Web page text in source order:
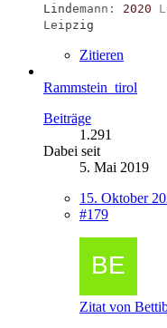
L i ndemann : 2020 L
L ei pzi g
Zitieren
Rammstein_tirol
Beiträge
1.291
Dabei seit
5. Mai 2019
15. Oktober
#179
Zitat von